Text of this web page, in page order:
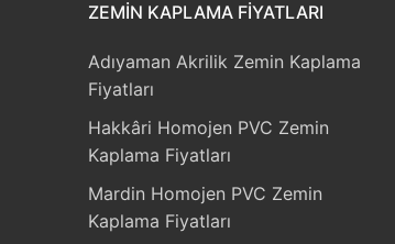
ZEMIN KAPLAMA FIYATLARI
Adıyaman Akrilik Zemin Kaplama
Fiyatları
Hakkâri Homojen PVC Zemin
Kaplama Fiyatları
Mardin Homojen PVC Zemin
Kaplama Fiyatları